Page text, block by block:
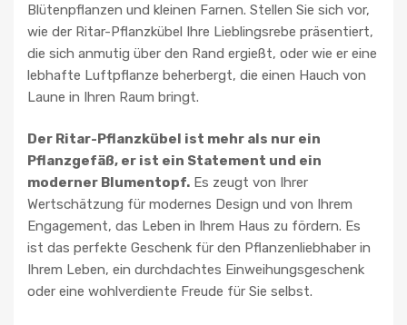
Blütenpflanzen und kleinen Farnen. Stellen Sie sich vor,
wie der Ritar-Pflanzkübel Ihre Lieblingsrebe präsentiert,
die sich anmutig über den Rand ergießt, oder wie er eine
lebhafte Luftpflanze beherbergt, die einen Hauch von
Laune in Ihren Raum bringt.
Der Ritar-Pflanzkübel ist mehr als nur ein
Pflanzgefäß, er ist ein Statement und ein
moderner Blumentopf. Es zeugt von Ihrer
Wertschätzung für modernes Design und von Ihrem
Engagement, das Leben in Ihrem Haus zu fördern. Es
ist das perfekte Geschenk für den Pflanzenliebhaber in
Ihrem Leben, ein durchdachtes Einweihungsgeschenk
oder eine wohlverdiente Freude für Sie selbst.